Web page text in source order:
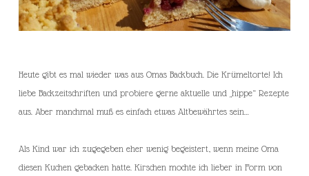
Heute gibt es mal wieder was aus Omas Backbuch. Die Krümeltorte! Ich
liebe Backzeitschriften und probiere gerne aktuelle und „hippe“ Rezepte
aus. Aber manchmal muß es einfach etwas Altbewährtes sein…
Als Kind war ich zugegeben eher wenig begeistert, wenn meine Oma
diesen Kuchen gebacken hatte. Kirschen mochte ich lieber in Form von